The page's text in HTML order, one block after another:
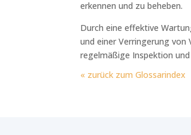
erkennen und zu beheben.
Durch eine effektive
und einer Verringerung von
regelmäßige Inspektion
« zurück zum Glossarindex